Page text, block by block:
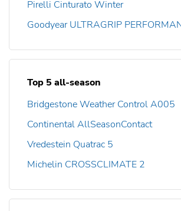
Pirelli Cinturato Winter
Goodyear ULTRAGRIP
Top 5 all-season
Bridgestone Weather Control A005
Continental AllSeasonContact
Vredestein Quatrac 5
Michelin CROSSCLIMATE 2